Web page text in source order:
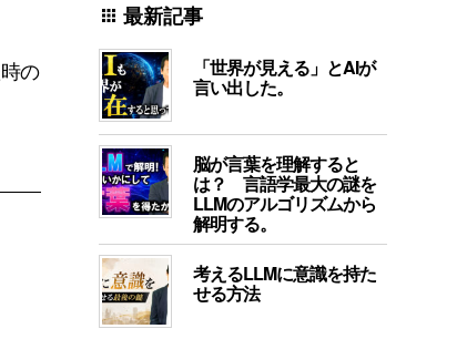
の
apps 最新記事
「世界が見える」とAIが
言い出した。
脳が言葉を理解すると
は？ 言語学最大の謎を
LLMのアルゴリズムから
解明する。
考えるLLMに意識を持た
せる方法